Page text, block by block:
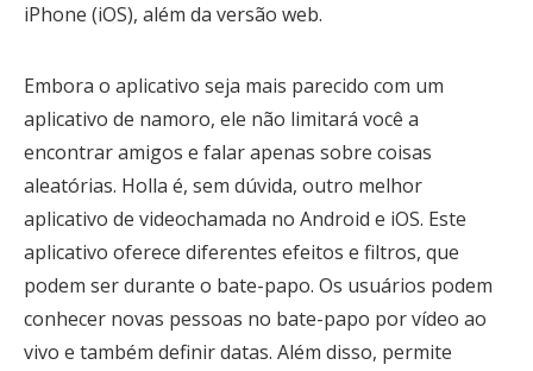
iPhone (iOS), além da versão web.
Embora o aplicativo seja mais parecido com um
aplicativo de namoro, ele não limitará você a
encontrar amigos e falar apenas sobre coisas
aleatórias. Holla é, sem dúvida, outro melhor
aplicativo de videochamada no Android e iOS. Este
aplicativo oferece diferentes efeitos e filtros, que
podem ser durante o bate-papo. Os usuários podem
conhecer novas pessoas no bate-papo por vídeo ao
vivo e também definir datas. Além disso, permite